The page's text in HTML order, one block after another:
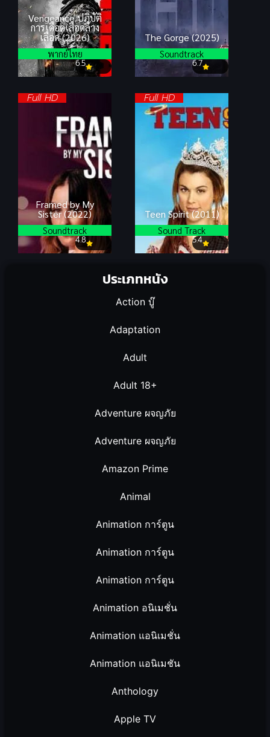
ประเภทหนัง
Action บู๊
Adaptation
Adult
Adult 18+
Adventure ผจญภัย
Adventure ผจญภัย
Amazon Prime
Animal
Animation การ์ตูน
Animation การ์ตูน
Animation การ์ตูน
Animation อนิเมชั่น
Animation แอนิเมชั่น
Animation แอนิเมชัน
Anthology
Apple TV
Vengeance ปฏิบัติ
การเดือดเลือดล้าง
เลือด (2026)
6.5
พากย์ไทย
The Gorge (2025)
6.7
Soundtrack
Full HD
Framed by My
Sister (2022)
4.8
Soundtrack
Full HD
Teen Spirit (2011)
5.4
Sound Track